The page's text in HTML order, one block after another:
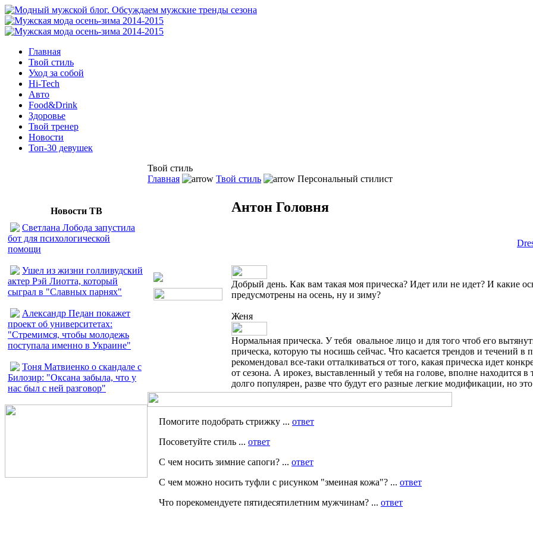
Главная
Твой стиль
Уход за собой
Hi-Tech
Авто
Food&Drink
Здоровье
Твой тренер
Новости
Топ-30 девушек
Новости ТВ
Светлана Лобода запустила
бот для психологической
помощи
Ушел из жизни голливудский
актер Рэй Лиотта, который
сыграл в "Славных парнях"
Александр Педан покажет
проект об университетах:
"Стремимся, чтобы молодежь
поступала именно в Украине"
Тоня Матвиенко о скандале с
Билозир: "Оксана забыла, что у
нас был с ней разговор"
Твой стиль
Главная
Твой стиль Персональный стилист
Антон Головня
Добрый день. Как вам такая моя прическа? Идет или не идет? И какие
предусмотрены на осень, ну и зиму?
Женя
Нормальная прическа. У тебя овальное лицо и для того чтоб его
прическа, которую ты носишь сейчас. Что касается трендов и течений в
рекомендовал все-таки отталкиваться от того, какая прическа идет
от сезона. А ирокез, выставленный у тебя на голове, вполне находится в
долго популярен, разве что будут его разные легкие модификации, но
Помогите подобрать стрижку ... ответ
Посоветуйте стиль ... ответ
С чем носить зимние сапоги? ... ответ
С чем можно носить туфли с рисунком "змеиная кожа"? ... ответ
Что порекомендуете пятидесятилетним мужчинам? ... ответ